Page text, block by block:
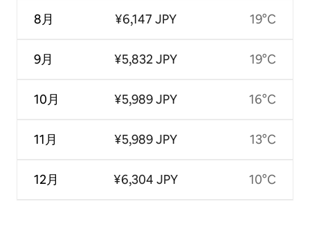
8月
9月
10月
11月
12月
¥6,147 JPY
¥5,832 JPY
¥5,989 JPY
¥5,989 JPY
¥6,304 JPY
19°C
19°C
16°C
13°C
10°C